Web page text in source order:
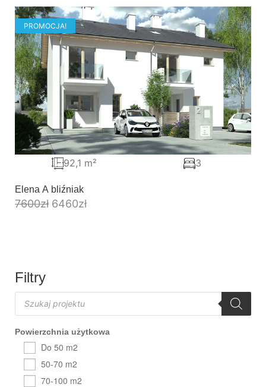
Filtry
Powierzchnia użytkowa
Do 50 m2
50-70 m2
70-100 m2
PROMOCJA!
Elena A bliźniak
7600zł 6460zł
92,1 m² 3